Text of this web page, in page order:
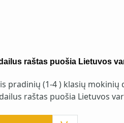
raštas puošia Lietuvos
pradinių (1-4 ) klasių
raštas puošia Lietuvos